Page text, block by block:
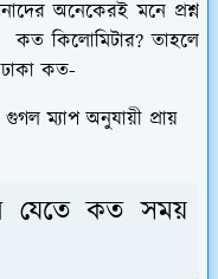
অনেকেরই মনে প্রশ্ন
কত কিলোমিটার? তাহলে
কত-
ম্যাপ অনুযায়ী প্রায়
যেতে কত সময়